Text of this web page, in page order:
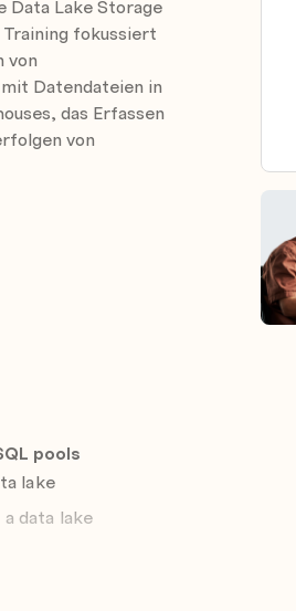
Data Lake Storage
fokussiert
von
Datendateien in
das Erfassen
von
pools
lake
data lake
pools